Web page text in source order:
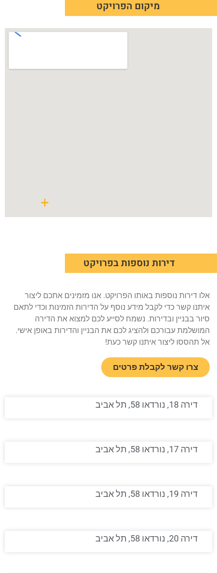
מיקום הפרויקט
דירות נוספות בפרויקט
אלו דירות נוספות באותו הפרויקט. אנו מזמינים אתכם ליצור
איתנו קשר כדי לקבל מידע נוסף על הדירות הזמינות וכדי לתאם
סיור בבניין ובדירות. נשמח לסייע לכם למצוא את הדירה
המושלמת עבורכם ולהציג לכם את הבניין והדירות באופן אישי.
אל תהססו ליצור איתנו קשר כעת!
צרו קשר לקבלת פרטים
דירה 18, נורדאו 58, תל אביב
דירה 17, נורדאו 58, תל אביב
דירה 19, נורדאו 58, תל אביב
דירה 20, נורדאו 58, תל אביב